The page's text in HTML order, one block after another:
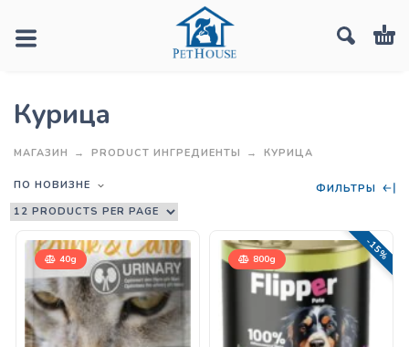
Курица
МАГАЗИН PRODUCT ИНГРЕДИЕНТЫ КУРИЦА
ПО НОВИЗНЕ ФИЛЬТРЫ
40g 800g -15%